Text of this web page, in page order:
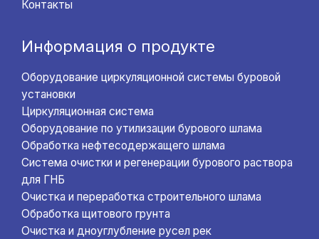
Контакты
Информация о продукте
Оборудование циркуляционной системы буровой
установки
Циркуляционная система
Оборудование по утилизации бурового шлама
Обработка нефтесодержащего шлама
Система очистки и регенерации бурового раствора
для ГНБ
Очистка и переработка строительного шлама
Обработка щитового грунта
Очистка и дноуглубление русел рек